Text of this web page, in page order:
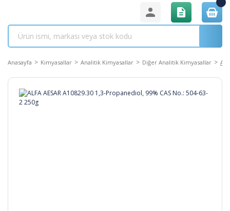
Anasayfa Kimyasallar Analitik Kimyasallar Diğer Analitik Kimyasallar